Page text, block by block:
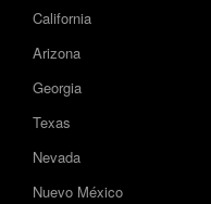
California
Arizona
Georgia
Texas
Nevada
Nuevo México